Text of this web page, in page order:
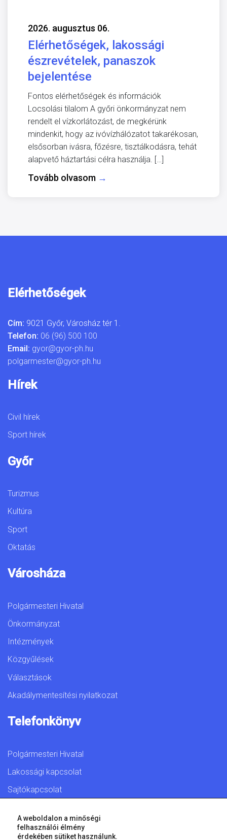
2026. augusztus 06.
Elérhetőségek, lakossági
észrevételek, panaszok
bejelentése
Fontos elérhetőségek és információk
Locsolási tilalom A győri önkormányzat nem
rendelt el vízkorlátozást, de megkérünk
mindenkit, hogy az ivóvízhálózatot takarékosan,
elsősorban ivásra, főzésre, tisztálkodásra, tehát
alapvető háztartási célra használja. […]
Tovább olvasom →
Elérhetőségek
Cím: 9021 Győr, Városház tér 1.
Telefon: 06 (96) 500 100
Email: gyor@gyor-ph.hu
polgarmester@gyor-ph.hu
Hírek
Civil hírek
Sport hírek
Győr
Turizmus
Kultúra
Sport
Oktatás
Városháza
Polgármesteri Hivatal
Önkormányzat
Intézmények
Közgyűlések
Választások
Akadálymentesítési nyilatkozat
Telefonkönyv
Polgármesteri Hivatal
Lakossági kapcsolat
Sajtókapcsolat
A weboldalon a minőségi
felhasználói élmény
érdekében sütiket használunk.